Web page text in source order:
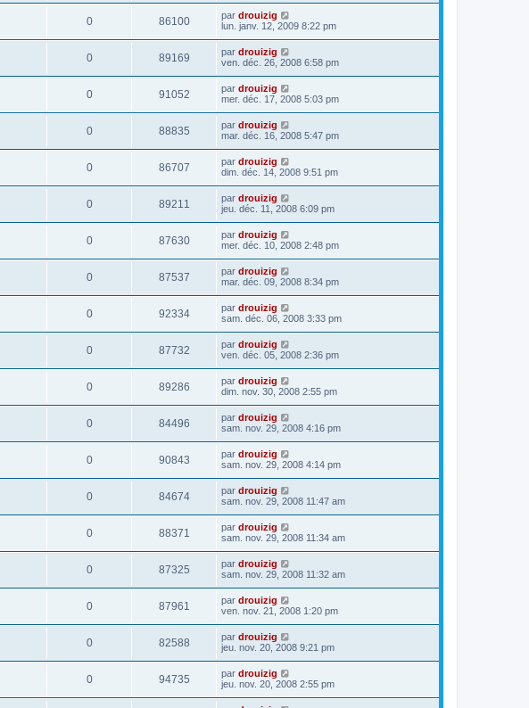
0 86100 par drouizig
lun. janv. 12, 2009 8:22 pm
0 89169 par drouizig
ven. déc. 26, 2008 6:58 pm
0 91052 par drouizig
mer. déc. 17, 2008 5:03 pm
0 88835 par drouizig
mar. déc. 16, 2008 5:47 pm
0 86707 par drouizig
dim. déc. 14, 2008 9:51 pm
0 89211 par drouizig
jeu. déc. 11, 2008 6:09 pm
0 87630 par drouizig
mer. déc. 10, 2008 2:48 pm
0 87537 par drouizig
mar. déc. 09, 2008 8:34 pm
0 92334 par drouizig
sam. déc. 06, 2008 3:33 pm
0 87732 par drouizig
ven. déc. 05, 2008 2:36 pm
0 89286 par drouizig
dim. nov. 30, 2008 2:55 pm
0 84496 par drouizig
sam. nov. 29, 2008 4:16 pm
0 90843 par drouizig
sam. nov. 29, 2008 4:14 pm
0 84674 par drouizig
sam. nov. 29, 2008 11:47 am
0 88371 par drouizig
sam. nov. 29, 2008 11:34 am
0 87325 par drouizig
sam. nov. 29, 2008 11:32 am
0 87961 par drouizig
ven. nov. 21, 2008 1:20 pm
0 82588 par drouizig
jeu. nov. 20, 2008 9:21 pm
0 94735 par drouizig
jeu. nov. 20, 2008 2:55 pm